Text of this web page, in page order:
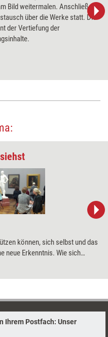
Bild weitermalen. Anschließend
über die Werke statt. Die
der Vertiefung der
können, sich selbst und das
neue Erkenntnis. Wie sich
Ihrem Postfach: Unser